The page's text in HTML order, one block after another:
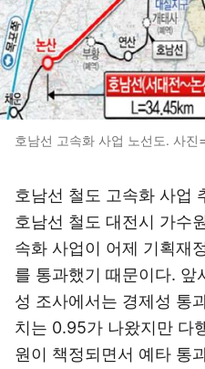
호남선 고속화 사업 노선도. 사진
호남선 철도 고속화 사업
호남선 철도 대전시 가수
속화 사업이 어제 기획재
를 통과했기 때문이다.
성 조사에서는 경제성 통
치는 0.95가 나왔지만 다
원이 책정되면서 예타 통